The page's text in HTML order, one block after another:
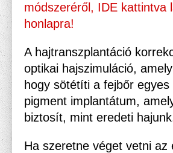
módszeréről, IDE kattintva
honlapra!
A hajtranszplantáció
optikai hajszimuláció,
hogy sötétíti a fejbőr
pigment implantátum,
biztosít, mint eredeti
Ha szeretne véget vetni